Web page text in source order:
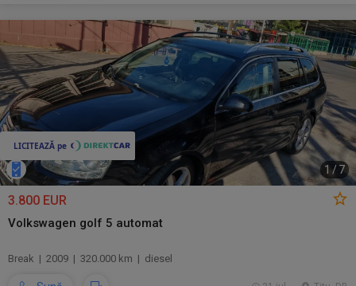
1/7
3.800 EUR
Volkswagen golf 5 automat
Break | 2009 | 320.000 km | diesel